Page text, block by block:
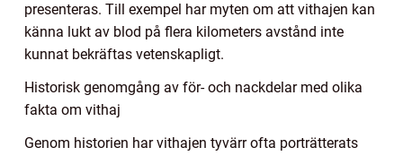
presenteras. Till exempel har myten om att vithajen kan
känna lukt av blod på flera kilometers avstånd inte
kunnat bekräftas vetenskapligt.
Historisk genomgång av för- och nackdelar med olika
fakta om vithaj
Genom historien har vithajen tyvärr ofta porträtterats